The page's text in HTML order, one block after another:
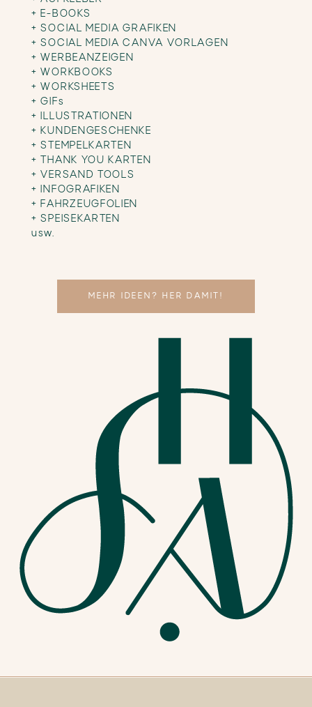
+ E-BOOKS
+ SOCIAL MEDIA GRAFIKEN
+ SOCIAL MEDIA CANVA VORLAGEN
+ WERBEANZEIGEN
+ WORKBOOKS
+ WORKSHEETS
+ GIFs
+ ILLUSTRATIONEN
+ KUNDENGESCHENKE
+ STEMPELKARTEN
+ THANK YOU KARTEN
+ VERSAND TOOLS
+ INFOGRAFIKEN
+ FAHRZEUGFOLIEN
+ SPEISEKARTEN
usw.
MEHR IDEEN? HER DAMIT!